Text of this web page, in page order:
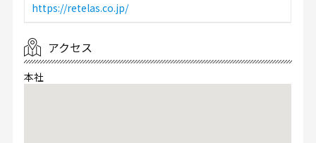
https://retelas.co.jp/
アクセス
本社